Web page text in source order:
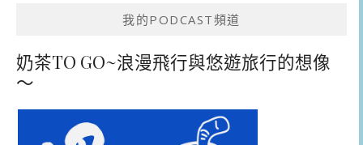
我的PODCAST頻道
奶茶TO GO~浪漫飛行與悠遊旅行的想像
～